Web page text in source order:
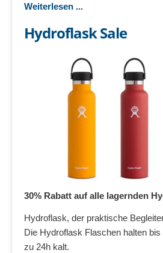
Weiterlesen ...
Hydroflask Sale
30% Rabatt auf alle lagernden
Hydroflask, der praktische
Die Hydroflask Flaschen halten
zu 24h kalt.